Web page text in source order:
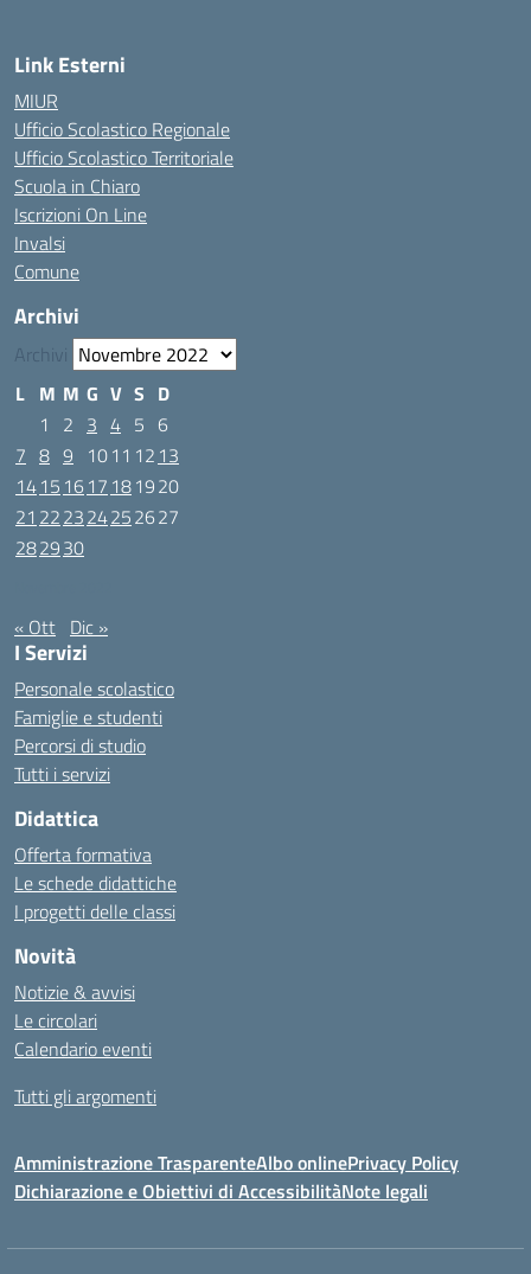
Link Esterni
MIUR
Ufficio Scolastico Regionale
Ufficio Scolastico Territoriale
Scuola in Chiaro
Iscrizioni On Line
Invalsi
Comune
Archivi
Archivi
L M M G V S D
1
2 3 4 5 6
7 8 9 1011 12 13
1415 1617 181920
21 222324252627
282930
« Ott Dic »
I Servizi
Personale scolastico
Famiglie e studenti
Percorsi di studio
Tutti i servizi
Didattica
Offerta formativa
Le schede didattiche
I progetti delle classi
Novità
Notizie & avvisi
Le circolari
Calendario eventi
Tutti gli argomenti
Amministrazione TrasparenteAlbo onlinePrivacy Policy
Dichiarazione e Obiettivi di AccessibilitàNote legali